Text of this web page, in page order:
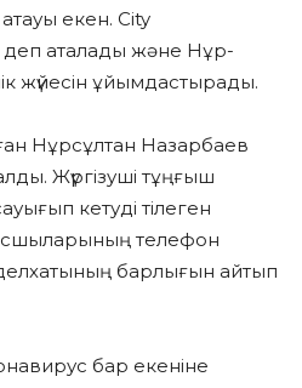
екен. City
деп аталады және Нұр-
жүйесін ұйымдастырады.
Нұрсұлтан Назарбаев
Жүргізуші тұңғыш
кетуді тілеген
телефон
барлығын айтып
бар екеніне